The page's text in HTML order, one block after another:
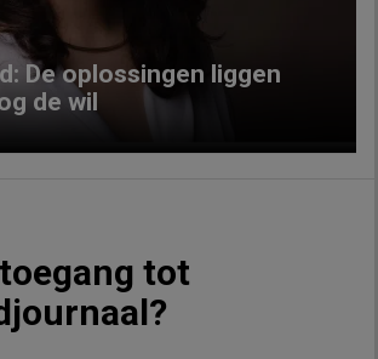
De oplossingen liggen
de wil
tot